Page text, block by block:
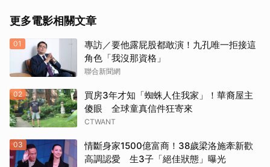
《撕裂地平線》（1997）
《變人》（1999）
《鋼鐵墳墓》（2013）
《震盪效應》(2015)
《網住愛情》（2004）
更多電影相關文章
01
專訪／要他露屁股都敢演！九孔唯一拒接這
角色「我沒那資格」
聯合新聞網
02
買房3年才知「蜘蛛人住我家」！華裔屋主
傻眼 全球童真信件狂寄來
CTWANT
03
情斷身家1500億富商！38歲梁洛施牽新歡
高調認愛 生3子「絕佳狀態」曝光